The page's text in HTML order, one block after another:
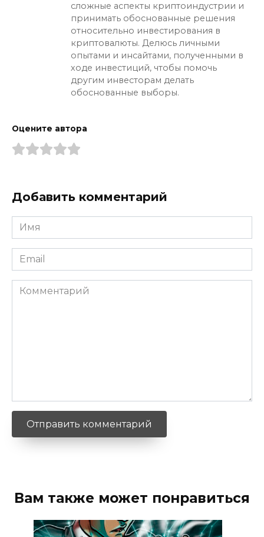
сложные аспекты криптоиндустрии и
принимать обоснованные решения
относительно инвестирования в
криптовалюты. Делюсь личными
опытами и инсайтами, полученными в
ходе инвестиций, чтобы помочь
другим инвесторам делать
обоснованные выборы.
Оцените автора
Добавить комментарий
Имя
*
Email
*
Комментарий
Вам также может понравиться